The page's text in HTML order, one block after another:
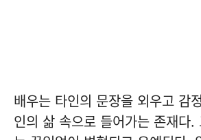
배우는 타인의 문장을 외우고 감
인의 삶 속으로 들어가는 존재다.